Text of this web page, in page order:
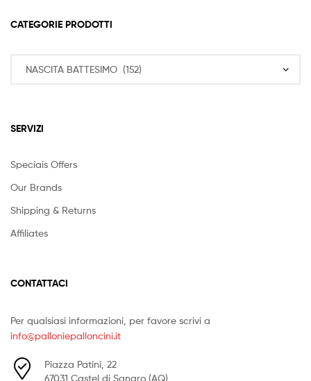
CATEGORIE PRODOTTI
SERVIZI
Speciais Offers
Our Brands
Shipping & Returns
Affiliates
CONTATTACI
Per qualsiasi informazioni, per favore scrivi a
info@palloniepalloncini.it
Piazza Patini, 22
67031 Castel di Sangro (AQ)